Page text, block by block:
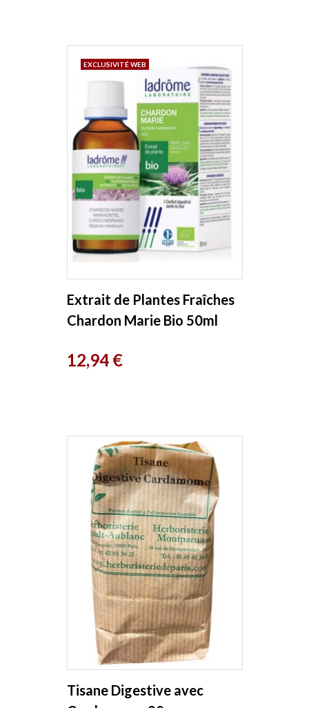
Extrait de Plantes Fraîches
Chardon Marie Bio 50ml
Prix
12,94 €
EXCLUSIVITÉ WEB
Tisane Digestive avec